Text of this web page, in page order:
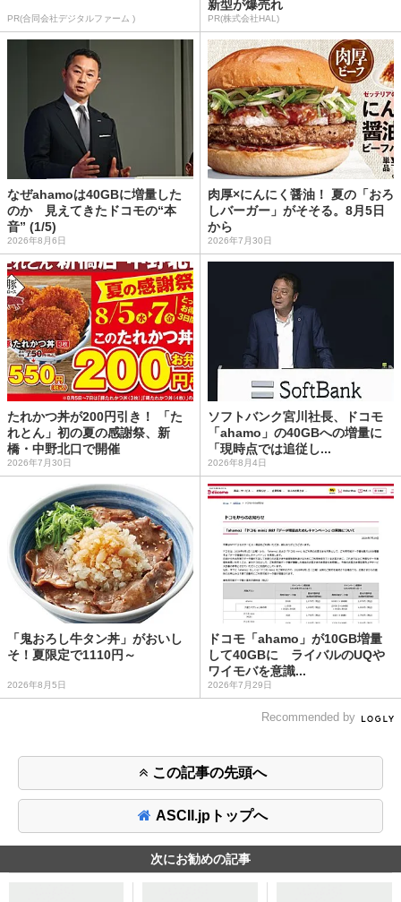
PR(合同会社デジタルファーム )
新型が爆売れ
PR(株式会社HAL)
なぜahamoは40GBに増量した
のか 見えてきたドコモの“本
音” (1/5)
2026年8月6日
肉厚×にんにく醤油！ 夏の「おろ
しバーガー」がそそる。8月5日
から
2026年7月30日
たれかつ丼が200円引き！ 「た
れとん」初の夏の感謝祭、新
橋・中野北口で開催
2026年7月30日
ソフトバンク宮川社長、ドコモ
「ahamo」の40GBへの増量に
「現時点では追従し...
2026年8月4日
「鬼おろし牛タン丼」がおいし
そ！夏限定で1110円～
2026年8月5日
ドコモ「ahamo」が10GB増量
して40GBに ライバルのUQや
ワイモバを意識...
2026年7月29日
Recommended by
この記事の先頭へ
ASCII.jpトップへ
次にお勧めの記事